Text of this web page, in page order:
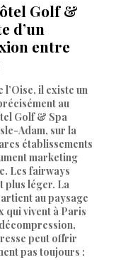
Golf &
d’un
entre
l’Oise, il existe un
au
Golf & Spa
Adam, sur la
établissements
marketing
Les fairways
plus léger. La
au paysage
qui vivent à Paris
peut offrir
pas toujours :